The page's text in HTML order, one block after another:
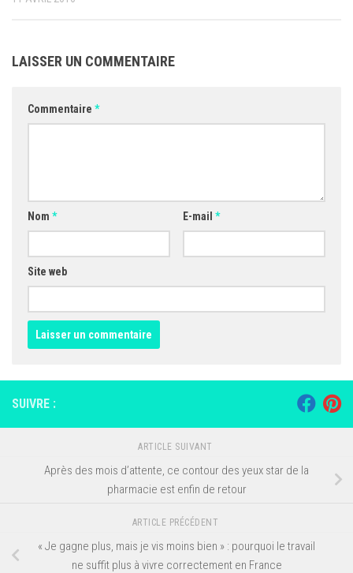
LAISSER UN COMMENTAIRE
Commentaire *
Nom * E-mail *
Site web
SUIVRE :
ARTICLE SUIVANT
Après des mois d’attente, ce contour des yeux star de la
pharmacie est enfin de retour
ARTICLE PRÉCÉDENT
« Je gagne plus, mais je vis moins bien » : pourquoi le travail
ne suffit plus à vivre correctement en France